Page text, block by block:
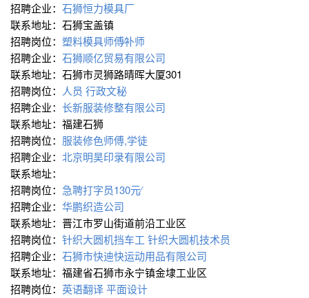
招聘企业： 石狮恒力模具厂
联系地址：石狮宝盖镇
招聘岗位： 塑料模具师傅∕补师
招聘企业： 石狮顺亿贸易有限公司
联系地址：石狮市灵狮路晴晖大厦301
招聘岗位： 人员 行政文秘
招聘企业： 长新服装修整有限公司
联系地址：福建石狮
招聘岗位： 服装修色师傅,学徒
招聘企业： 北京明昊印录有限公司
联系地址：
招聘岗位： 急聘打字员130元∕
招聘企业： 华鹏织造公司
联系地址：晋江市罗山街道前沿工业区
招聘岗位： 针织大圆机挡车工 针织大圆机技术员
招聘企业： 石狮市快迪快运动用品有限公司
联系地址：福建省石狮市永宁镇金埭工业区
招聘岗位： 英语翻译平面设计